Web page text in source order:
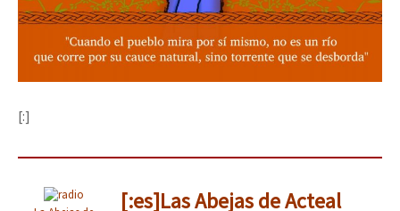
[:]
[:es]Las Abejas de Acteal